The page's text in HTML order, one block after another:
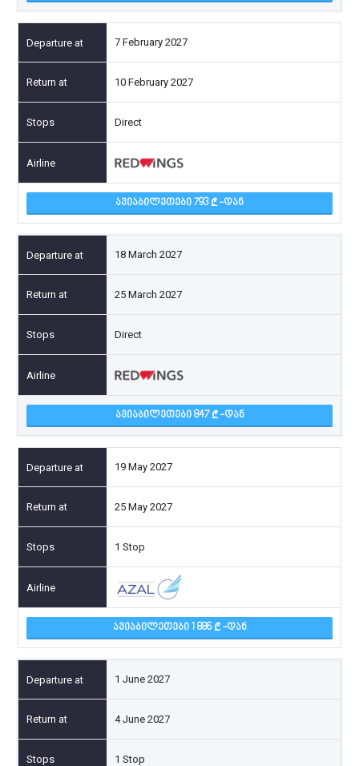
7 February 2027
10 February 2027
Direct
ᲐᲕᲘᲐᲑᲘᲚᲔᲗᲔᲑᲘ 793 -ᲓᲐᲜ
18 March 2027
25 March 2027
Direct
ᲐᲕᲘᲐᲑᲘᲚᲔᲗᲔᲑᲘ 847 -ᲓᲐᲜ
19 May 2027
25 May 2027
1 Stop
ᲐᲕᲘᲐᲑᲘᲚᲔᲗᲔᲑᲘ 1 886 -ᲓᲐᲜ
1 June 2027
4 June 2027
1 Stop